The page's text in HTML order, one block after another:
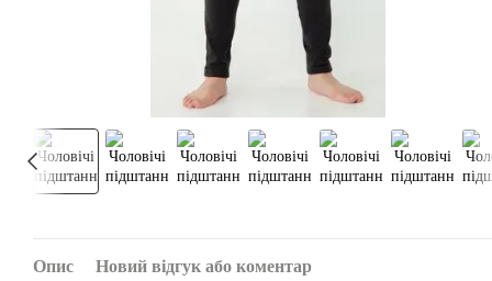
Опис Новий відгук або коментар